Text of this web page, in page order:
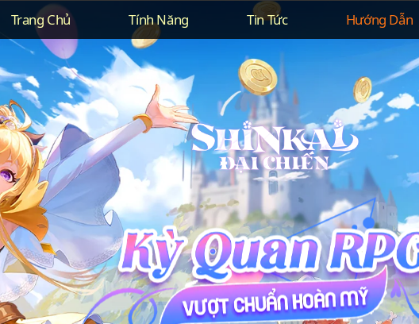
Trang Chủ Tính Năng Tin Tức Hướng Dẫn